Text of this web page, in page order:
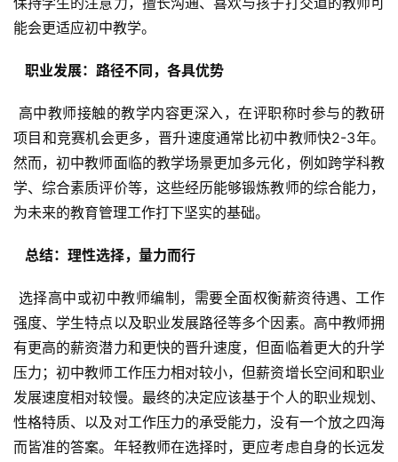
能会更适应初中教学。
  职业发展：路径不同，各具优势
项目和竞赛机会更多，晋升速度通常比初中教师快2-3年。
然而，初中教师面临的教学场景更加多元化，例如跨学科教
学、综合素质评价等，这些经历能够锻炼教师的综合能力，
为未来的教育管理工作打下坚实的基础。
  总结：理性选择，量力而行
强度、学生特点以及职业发展路径等多个因素。高中教师拥
有更高的薪资潜力和更快的晋升速度，但面临着更大的升学
压力；初中教师工作压力相对较小，但薪资增长空间和职业
发展速度相对较慢。最终的决定应该基于个人的职业规划、
性格特质、以及对工作压力的承受能力，没有一个放之四海
而皆准的答案。年轻教师在选择时，更应考虑自身的长远发